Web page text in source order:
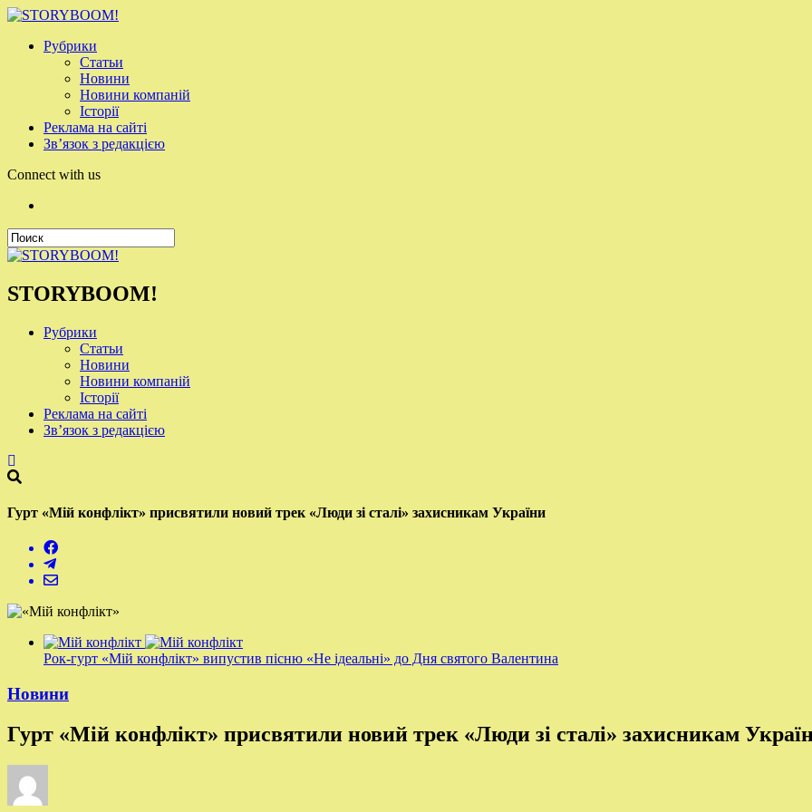
Рубрики
Статьи
Новини
Новини компаній
Історії
Реклама на сайті
Зв’язок з редакцією
Connect with us
STORYBOOM!
Рубрики
Статьи
Новини
Новини компаній
Історії
Реклама на сайті
Зв’язок з редакцією
Гурт «Мій конфлікт» присвятили новий трек «Люди зі сталі» захисникам України
Рок-гурт «Мій конфлікт» випустив пісню «Не ідеальні» до Дня святого Валентина
Новини
Гурт «Мій конфлікт» присвятили новий трек «Люди зі сталі» захисникам